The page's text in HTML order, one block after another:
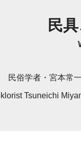
民
民俗学者・宮本常
Tsuneichi